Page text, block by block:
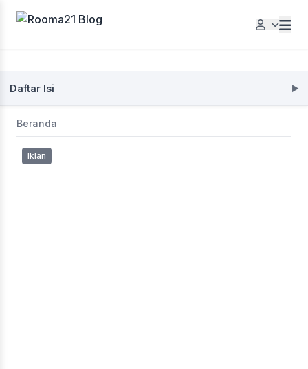
Daftar Isi
Beranda
Iklan